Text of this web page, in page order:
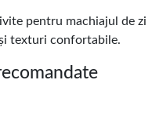
pentru machiajul de zi
texturi confortabile.